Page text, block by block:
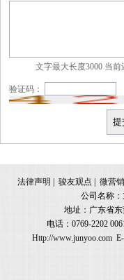
文字最大长度3000 当前
验证码：
法律声明 骏友观点 微营
公司名称
地址：广东省
电话：0769-2202
Http://www.junyoo.com